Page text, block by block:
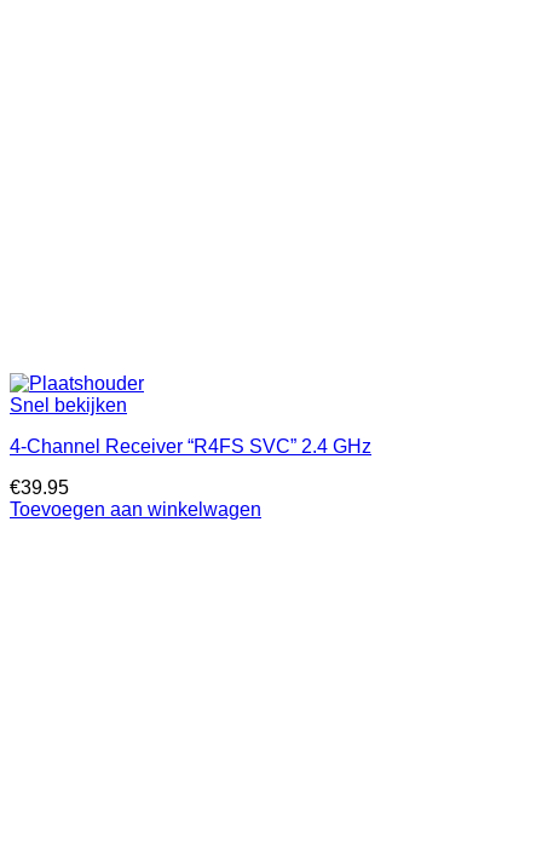
Snel bekijken
4-Channel Receiver “R4FS SVC” 2.4 GHz
€39.95
Toevoegen aan winkelwagen